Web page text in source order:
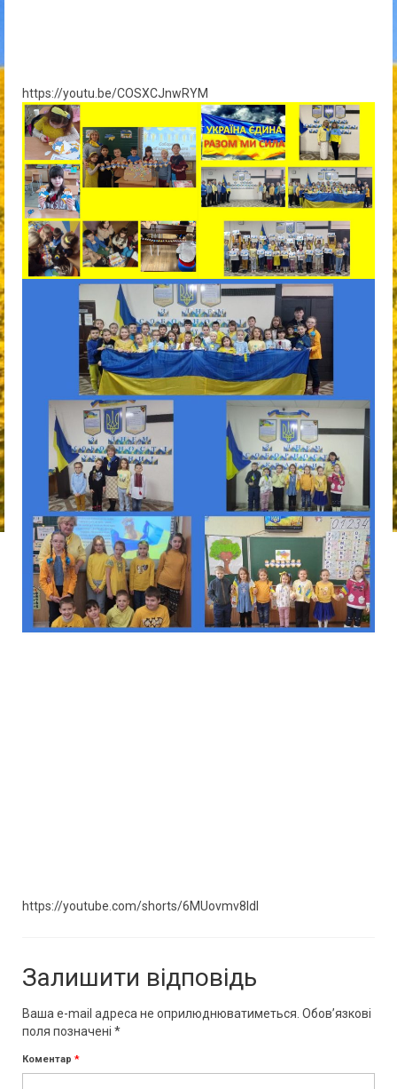
https://youtu.be/COSXCJnwRYM
https://youtube.com/shorts/6MUovmv8IdI
Залишити відповідь
Ваша e-mail адреса не оприлюднюватиметься. Обов’язкові
поля позначені *
Коментар *